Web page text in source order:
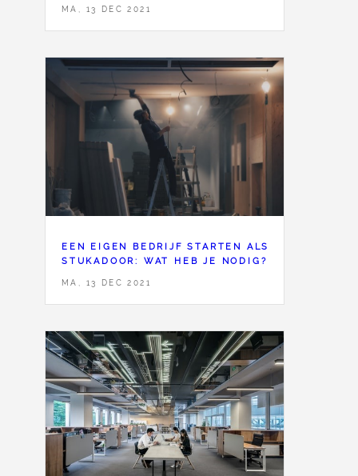
MA, 13 DEC 2021
EEN EIGEN BEDRIJF STARTEN ALS
STUKADOOR: WAT HEB JE NODIG?
MA, 13 DEC 2021